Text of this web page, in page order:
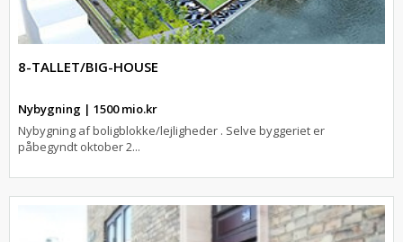
8-TALLET/BIG-HOUSE
Nybygning | 1500 mio.kr
Nybygning af boligblokke/lejligheder . Selve byggeriet er
påbegyndt oktober 2...